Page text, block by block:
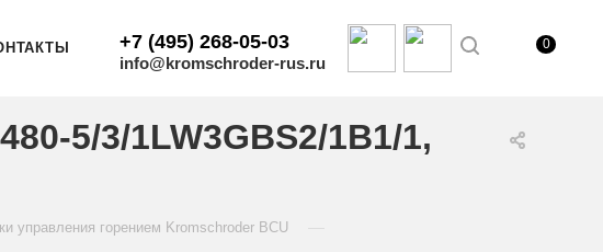
+7 (495) 268-05-03
info@kromschroder-rus.ru
0
5/3/1LW3GBS2/1B1/1,
управления горением Kromschroder BCU